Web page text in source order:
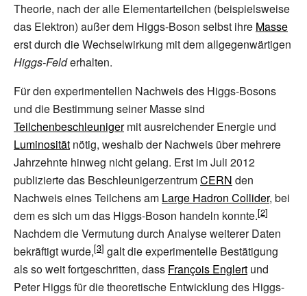
Theorie, nach der alle Elementarteilchen (beispielsweise
das Elektron) außer dem Higgs-Boson selbst ihre Masse
erst durch die Wechselwirkung mit dem allgegenwärtigen
Higgs-Felderhalten.
Für den experimentellen Nachweis des Higgs-Bosons
und die Bestimmung seiner Masse sind
Teilchenbeschleunigermit ausreichender Energie und
Luminosität nötig, weshalb der Nachweis über mehrere
Jahrzehnte hinweg nicht gelang. Erst im Juli 2012
publizierte das BeschleunigerzentrumCERN den
Nachweis eines Teilchens am Large Hadron Collider, bei
dem es sich um das Higgs-Boson handeln konnte.
Nachdem die Vermutung durch Analyse weiterer Daten
bekräftigt wurde,
galt die experimentelle Bestätigung
als so weit fortgeschritten, dass François Englert und
Peter Higgs für die theoretische Entwicklung des Higgs-